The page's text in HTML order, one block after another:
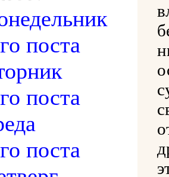
поста
поста
поста